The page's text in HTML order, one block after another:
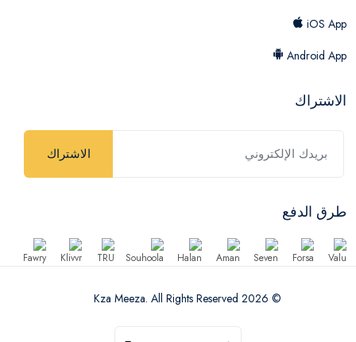
iOS App
Android App
الاشتراك
الاشتراك
طرق الدفع
© 2026 Kza Meeza. All Rights Reserved